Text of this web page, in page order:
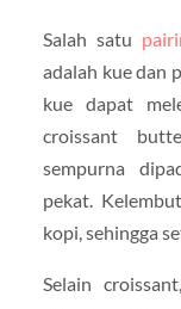
Salah satu
adalah kue dan
kue dapat
croissant
sempurna
pekat.
kopi, sehingga
Selain